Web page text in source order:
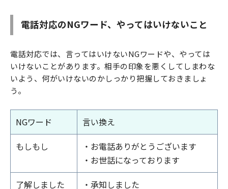
電話対応のNGワード、やってはいけないこと
電話対応では、言ってはいけないNGワードや、やっては
いけないことがあります。相手の印象を悪くしてしまわな
いよう、何がいけないのかしっかり把握しておきましょ
う。
NGワード
言い換え
もしもし
・お電話ありがとうございます
・お世話になっております
了解しました
・承知しました